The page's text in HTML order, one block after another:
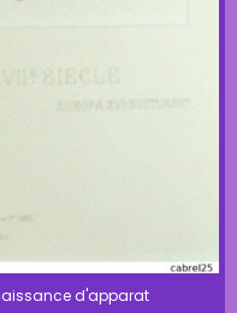
d'apparat